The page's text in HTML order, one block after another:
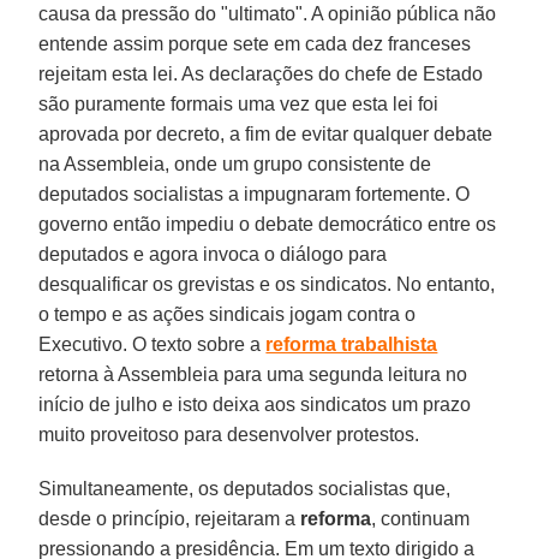
causa da pressão do "ultimato". A opinião pública não
entende assim porque sete em cada dez franceses
rejeitam esta lei. As declarações do chefe de Estado
são puramente formais uma vez que esta lei foi
aprovada por decreto, a fim de evitar qualquer debate
na Assembleia, onde um grupo consistente de
deputados socialistas a impugnaram fortemente. O
governo então impediu o debate democrático entre os
deputados e agora invoca o diálogo para
desqualificar os grevistas e os sindicatos. No entanto,
o tempo e as ações sindicais jogam contra o
Executivo. O texto sobre a reforma trabalhista
retorna à Assembleia para uma segunda leitura no
início de julho e isto deixa aos sindicatos um prazo
muito proveitoso para desenvolver protestos.
Simultaneamente, os deputados socialistas que,
desde o princípio, rejeitaram a reforma, continuam
pressionando a presidência. Em um texto dirigido a